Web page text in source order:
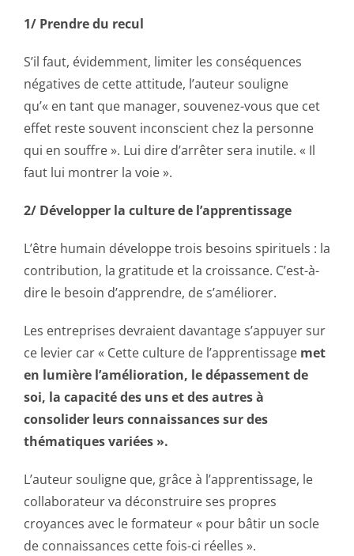
1/ Prendre du recul
S’il faut, évidemment, limiter les conséquences
négatives de cette attitude, l’auteur souligne
qu’« en tant que manager, souvenez-vous que cet
effet reste souvent inconscient chez la personne
qui en souffre ». Lui dire d’arrêter sera inutile. « Il
faut lui montrer la voie ».
2/ Développer la culture de l’apprentissage
L’être humain développe trois besoins spirituels : la
contribution, la gratitude et la croissance. C’est-à-
dire le besoin d’apprendre, de s’améliorer.
Les entreprises devraient davantage s’appuyer sur
ce levier car « Cette culture de l’apprentissage met
en lumière l’amélioration, le dépassement de
soi, la capacité des uns et des autres à
consolider leurs connaissances sur des
thématiques variées ».
L’auteur souligne que, grâce à l’apprentissage, le
collaborateur va déconstruire ses propres
croyances avec le formateur « pour bâtir un socle
de connaissances cette fois-ci réelles ».